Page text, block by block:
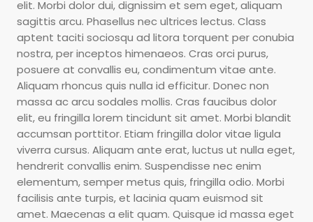
elit. Morbi dolor dui, dignissim et sem eget, aliquam
sagittis arcu. Phasellus nec ultrices lectus. Class
aptent taciti sociosqu ad litora torquent per conubia
nostra, per inceptos himenaeos. Cras orci purus,
posuere at convallis eu, condimentum vitae ante.
Aliquam rhoncus quis nulla id efficitur. Donec non
massa ac arcu sodales mollis. Cras faucibus dolor
elit, eu fringilla lorem tincidunt sit amet. Morbi blandit
accumsan porttitor. Etiam fringilla dolor vitae ligula
viverra cursus. Aliquam ante erat, luctus ut nulla eget,
hendrerit convallis enim. Suspendisse nec enim
elementum, semper metus quis, fringilla odio. Morbi
facilisis ante turpis, et lacinia quam euismod sit
amet. Maecenas a elit quam. Quisque id massa eget